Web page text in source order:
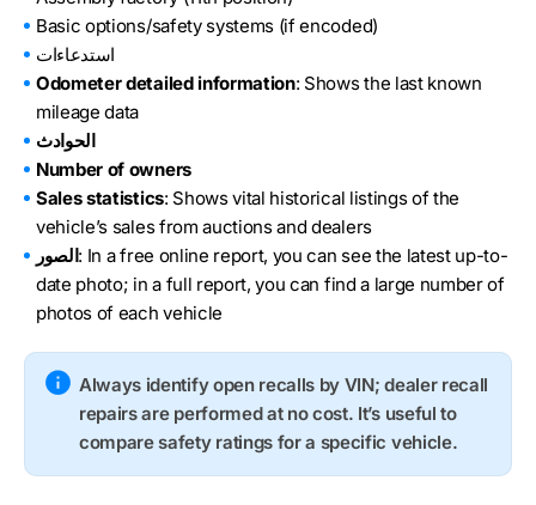
Basic options/safety systems (if encoded)
استدعاءات
Odometer detailed information: Shows the last known
mileage data
الحوادث
Number of owners
Sales statistics: Shows vital historical listings of the
vehicle’s sales from auctions and dealers
الصور: In a free online report, you can see the latest up-to-
date photo; in a full report, you can find a large number of
photos of each vehicle
Always identify open recalls by VIN; dealer recall
repairs are performed at no cost. It’s useful to
compare safety ratings for a specific vehicle.